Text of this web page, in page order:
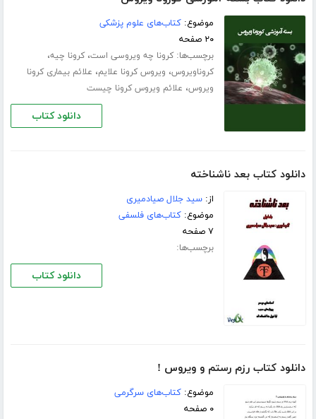
موضوع:کتاب‌های علوم پزشکی
۲۰ صفحه
برچسب‌ها:کرونا چه ویروسی است،کرونا چیه،
کروناویروس، ویروس کرونا علایم، علائم بیماری کرونا
ویروس، علائم ویروس کرونا چیست
دانلود کتاب
دانلود کتاب بعد ناشناخته
از:سید جلال صیادمیری
موضوع:کتاب‌های فلسفی
۷ صفحه
برچسب‌ها:
دانلود کتاب
دانلود کتاب رزم رستم و ویروس !
موضوع:کتاب‌های سرگرمی
۰ صفحه